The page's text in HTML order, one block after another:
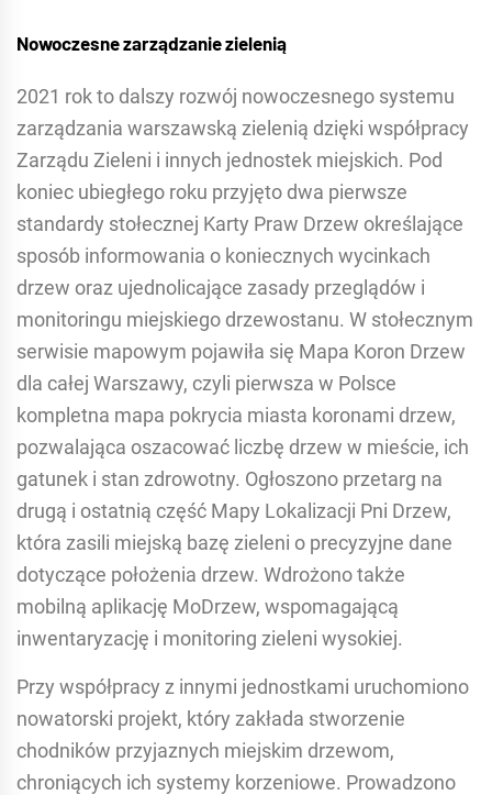
Nowoczesne zarządzanie zielenią
2021 rok to dalszy rozwój nowoczesnego systemu
zarządzania warszawską zielenią dzięki współpracy
Zarządu Zieleni i innych jednostek miejskich. Pod
koniec ubiegłego roku przyjęto dwa pierwsze
standardy stołecznej Karty Praw Drzew określające
sposób informowania o koniecznych wycinkach
drzew oraz ujednolicające zasady przeglądów i
monitoringu miejskiego drzewostanu. W stołecznym
serwisie mapowym pojawiła się Mapa Koron Drzew
dla całej Warszawy, czyli pierwsza w Polsce
kompletna mapa pokrycia miasta koronami drzew,
pozwalająca oszacować liczbę drzew w mieście, ich
gatunek i stan zdrowotny. Ogłoszono przetarg na
drugą i ostatnią część Mapy Lokalizacji Pni Drzew,
która zasili miejską bazę zieleni o precyzyjne dane
dotyczące położenia drzew. Wdrożono także
mobilną aplikację MoDrzew, wspomagającą
inwentaryzację i monitoring zieleni wysokiej.
Przy współpracy z innymi jednostkami uruchomiono
nowatorski projekt, który zakłada stworzenie
chodników przyjaznych miejskim drzewom,
chroniących ich systemy korzeniowe. Prowadzono